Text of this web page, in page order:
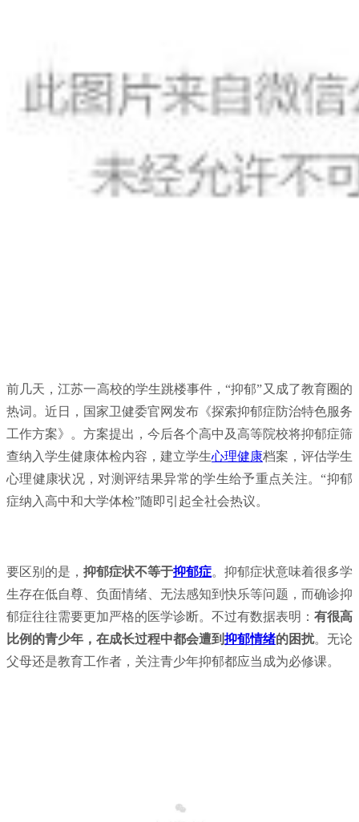
前几天，江苏一高校的学生跳楼事件，“抑郁”又成了教育圈的
热词。近日，国家卫健委官网发布《探索抑郁症防治特色服务
工作方案》。方案提出，今后各个高中及高等院校将抑郁症筛
查纳入学生健康体检内容，建立学生心理健康档案，评估学生
心理健康状况，对测评结果异常的学生给予重点关注。“抑郁
症纳入高中和大学体检”随即引起全社会热议。
要区别的是， 抑郁症状不等于抑郁症。抑郁症状意味着很多学
生存在低自尊、负面情绪、无法感知到快乐等问题，而确诊抑
郁症往往需要更加严格的医学诊断。不过有数据表明： 有很高
比例的青少年，在成长过程中都会遭到抑郁情绪的困扰。无论
父母还是教育工作者，关注青少年抑郁都应当成为必修课。